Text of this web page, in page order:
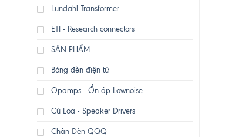
Lundahl Transformer
ETI - Research connectors
SẢN PHẨM
Bóng đèn điện tử
Opamps - Ổn áp Lownoise
Củ Loa - Speaker Drivers
Chân Đèn QQQ